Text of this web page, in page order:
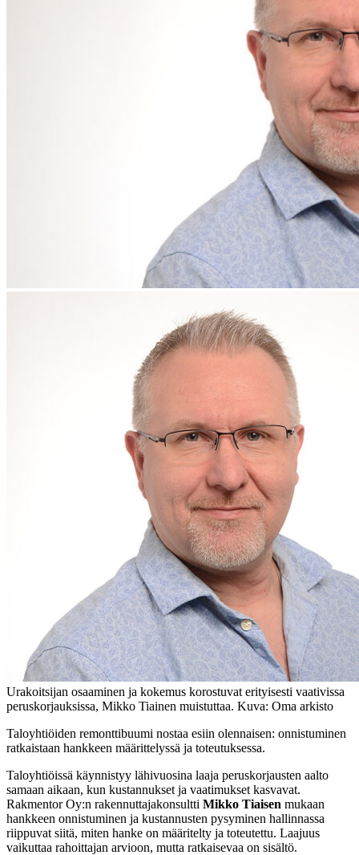
Urakoitsijan osaaminen ja kokemus korostuvat erityisesti vaativissa
peruskorjauksissa, Mikko Tiainen muistuttaa. Kuva: Oma arkisto
Taloyhtiöiden remonttibuumi nostaa esiin olennaisen: onnistuminen
ratkaistaan hankkeen määrittelyssä ja toteutuksessa.
Taloyhtiöissä käynnistyy lähivuosina laaja peruskorjausten aalto
samaan aikaan, kun kustannukset ja vaatimukset kasvavat.
Rakmentor Oy:n rakennuttajakonsultti Mikko Tiaisen mukaan
hankkeen onnistuminen ja kustannusten pysyminen hallinnassa
riippuvat siitä, miten hanke on määritelty ja toteutettu. Laajuus
vaikuttaa rahoittajan arvioon, mutta ratkaisevaa on sisältö.